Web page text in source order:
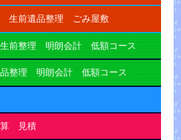
生前遺品整理 ごみ屋敷
生前整理 明朗会計 低額コース
品整理 明朗会計 低額コース
見積